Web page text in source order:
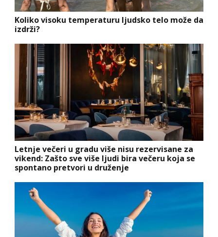
Koliko visoku temperaturu ljudsko telo može da
izdrži?
Letnje večeri u gradu više nisu rezervisane za
vikend: Zašto sve više ljudi bira večeru koja se
spontano pretvori u druženje